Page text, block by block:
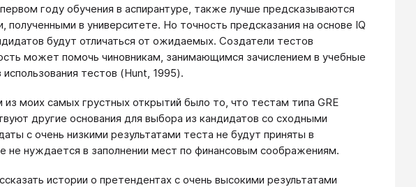
году обучения в аспирантуре, также лучше предсказываются
в университете. Но точность предсказания на основе IQ
будут отличаться от ожидаемых. Создатели тестов
может помочь чиновникам, занимающимся зачислением в учебные
тестов (Hunt, 1995).
моих самых грустных открытий было то, что тестам типа GRE
другие основания для выбора из кандидатов со сходными
с очень низкими результатами теста не будут приняты в
не нуждается в заполнении мест по финансовым соображениям.
истории о претендентах с очень высокими результатами